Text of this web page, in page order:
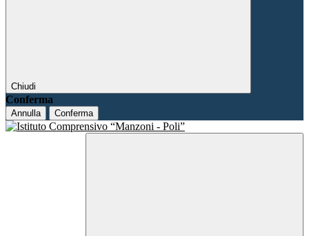
Chiudi
Conferma
Annulla Conferma